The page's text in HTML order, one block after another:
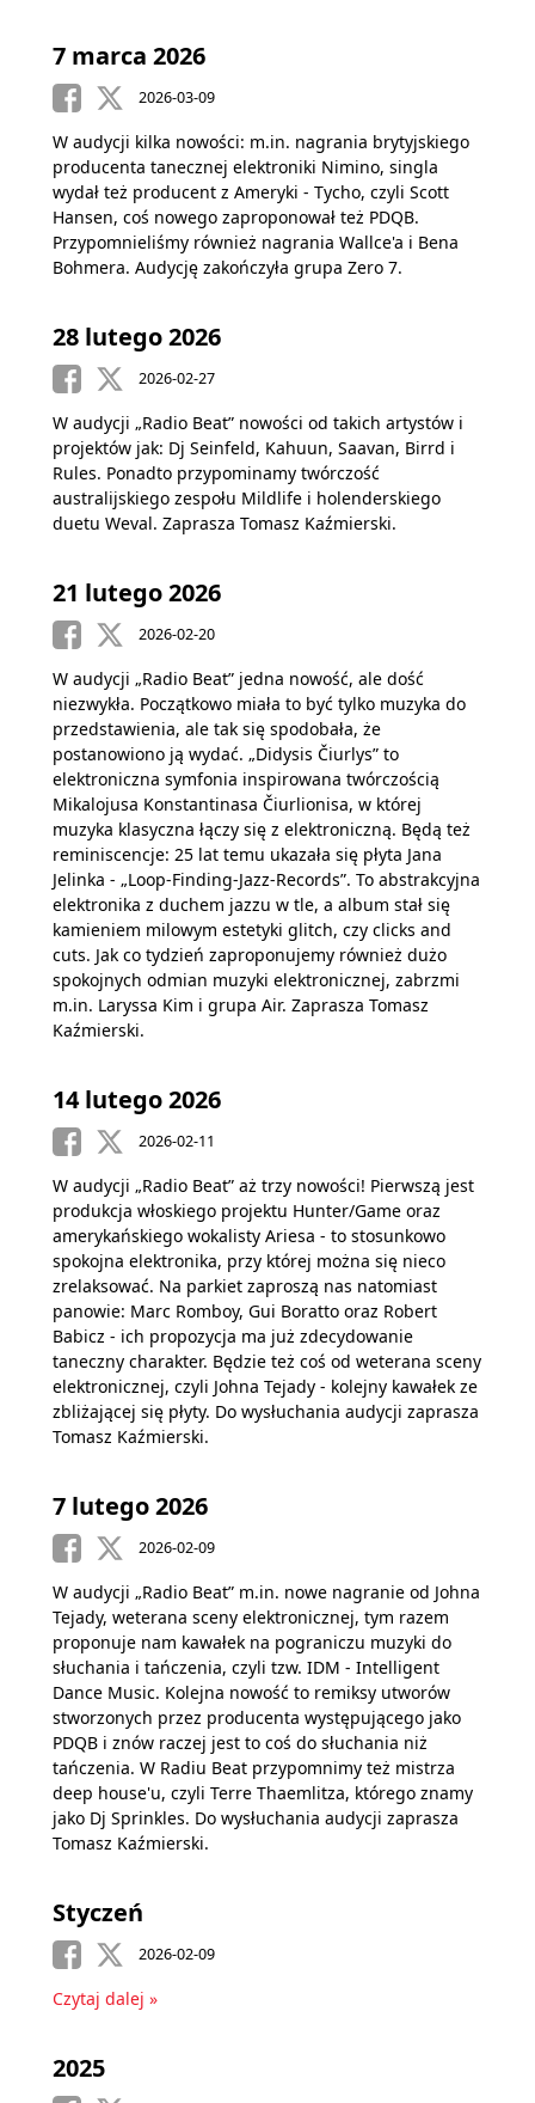
7 marca 2026
2026-03-09
W audycji kilka nowości: m.in. nagrania brytyjskiego
producenta tanecznej elektroniki Nimino, singla
wydał też producent z Ameryki - Tycho, czyli Scott
Hansen, coś nowego zaproponował też PDQB.
Przypomnieliśmy również nagrania Wallce'a i Bena
Bohmera. Audycję zakończyła grupa Zero 7.
28 lutego 2026
2026-02-27
W audycji „Radio Beat” nowości od takich artystów i
projektów jak: Dj Seinfeld, Kahuun, Saavan, Birrd i
Rules. Ponadto przypominamy twórczość
australijskiego zespołu Mildlife i holenderskiego
duetu Weval. Zaprasza Tomasz Kaźmierski.
21 lutego 2026
2026-02-20
W audycji „Radio Beat” jedna nowość, ale dość
niezwykła. Początkowo miała to być tylko muzyka do
przedstawienia, ale tak się spodobała, że
postanowiono ją wydać. „Didysis Čiurlys” to
elektroniczna symfonia inspirowana twórczością
Mikalojusa Konstantinasa Čiurlionisa, w której
muzyka klasyczna łączy się z elektroniczną. Będą też
reminiscencje: 25 lat temu ukazała się płyta Jana
Jelinka - „Loop-Finding-Jazz-Records”. To abstrakcyjna
elektronika z duchem jazzu w tle, a album stał się
kamieniem milowym estetyki glitch, czy clicks and
cuts. Jak co tydzień zaproponujemy również dużo
spokojnych odmian muzyki elektronicznej, zabrzmi
m.in. Laryssa Kim i grupa Air. Zaprasza Tomasz
Kaźmierski.
14 lutego 2026
2026-02-11
W audycji „Radio Beat” aż trzy nowości! Pierwszą jest
produkcja włoskiego projektu Hunter/Game oraz
amerykańskiego wokalisty Ariesa - to stosunkowo
spokojna elektronika, przy której można się nieco
zrelaksować. Na parkiet zaproszą nas natomiast
panowie: Marc Romboy, Gui Boratto oraz Robert
Babicz - ich propozycja ma już zdecydowanie
taneczny charakter. Będzie też coś od weterana sceny
elektronicznej, czyli Johna Tejady - kolejny kawałek ze
zbliżającej się płyty. Do wysłuchania audycji zaprasza
Tomasz Kaźmierski.
7 lutego 2026
2026-02-09
W audycji „Radio Beat” m.in. nowe nagranie od Johna
Tejady, weterana sceny elektronicznej, tym razem
proponuje nam kawałek na pograniczu muzyki do
słuchania i tańczenia, czyli tzw. IDM - Intelligent
Dance Music. Kolejna nowość to remiksy utworów
stworzonych przez producenta występującego jako
PDQB i znów raczej jest to coś do słuchania niż
tańczenia. W Radiu Beat przypomnimy też mistrza
deep house'u, czyli Terre Thaemlitza, którego znamy
jako Dj Sprinkles. Do wysłuchania audycji zaprasza
Tomasz Kaźmierski.
Styczeń
2026-02-09
Czytaj dalej »
2025